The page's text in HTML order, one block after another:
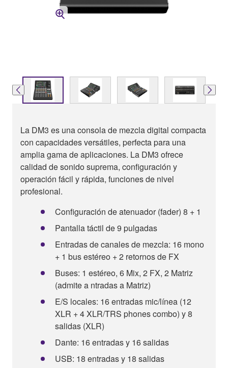
La DM3 es una consola de mezcla digital compacta
con capacidades versátiles, perfecta para una
amplia gama de aplicaciones. La DM3 ofrece
calidad de sonido suprema, configuración y
operación fácil y rápida, funciones de nivel
profesional.
Configuración de atenuador (fader) 8 + 1
Pantalla táctil de 9 pulgadas
Entradas de canales de mezcla: 16 mono
+ 1 bus estéreo + 2 retornos de FX
Buses: 1 estéreo, 6 Mix, 2 FX, 2 Matriz
(admite a ntradas a Matriz)
E/S locales: 16 entradas mic/línea (12
XLR + 4 XLR/TRS phones combo) y 8
salidas (XLR)
Dante: 16 entradas y 16 salidas
USB: 18 entradas y 18 salidas